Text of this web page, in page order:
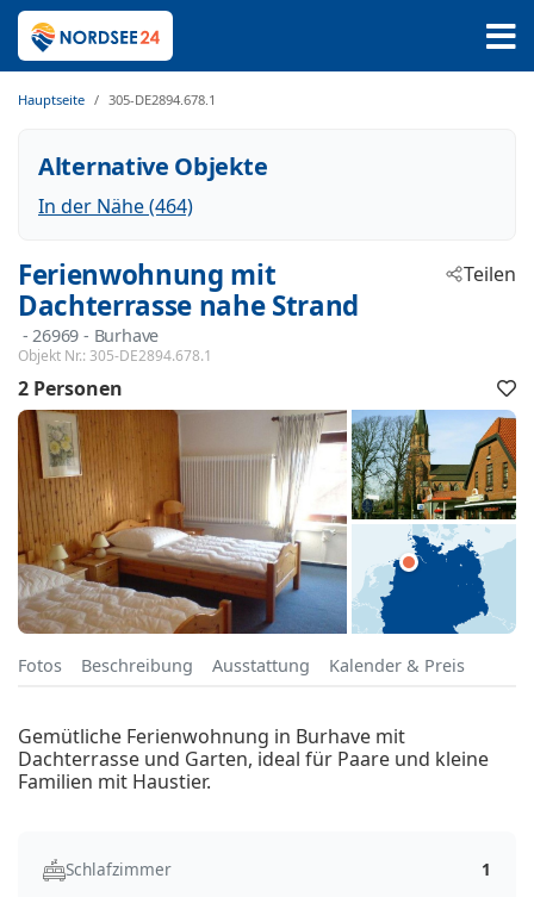
Hauptseite 305-DE2894.678.1
Alternative Objekte
In der Nähe (464)
Ferienwohnung mit
Dachterrasse nahe Strand
- 26969 - Burhave
Objekt Nr.: 305-DE2894.678.1
Teilen
2 Personen
Fotos Beschreibung Ausstattung Kalender & Preis
Gemütliche Ferienwohnung in Burhave mit
Dachterrasse und Garten, ideal für Paare und kleine
Familien mit Haustier.
Schlafzimmer
1